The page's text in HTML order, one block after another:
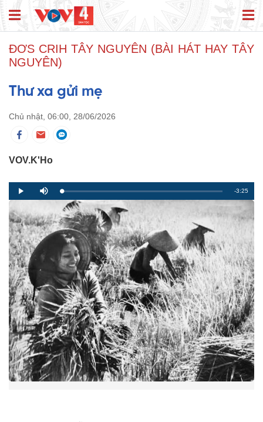
ĐƠS CRIH TÂY NGUYÊN (BÀI HÁT HAY TÂY
NGUYÊN)
Thư xa gửi mẹ
Chủ nhật, 06:00, 28/06/2026
VOV.K'Ho
P
l
y
M
u
L
o
d
e
d
:
0
%
P
r
g
r
e
s
s
0
%
R
a
i
n
i
n
g
T
i
-3:25